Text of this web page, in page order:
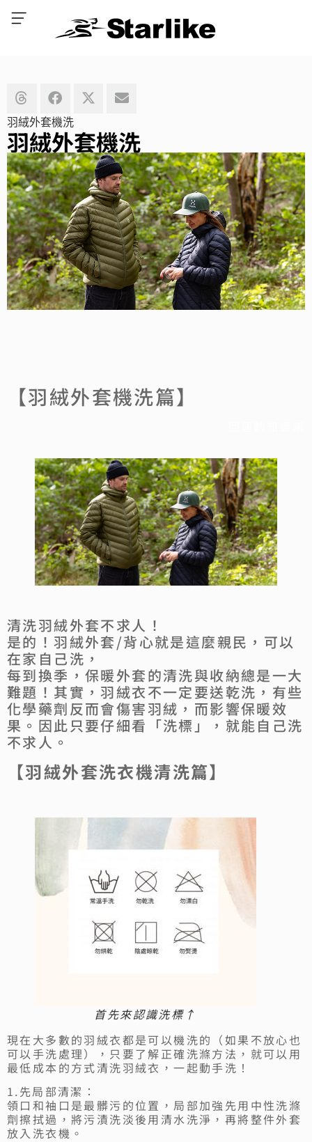
羽絨外套機洗
羽絨外套機洗
【羽絨外套機洗篇】
清洗羽絨外套不求人！
是的！羽絨外套/背心就是這麼親民，可以
在家自己洗，
每到換季，保暖外套的清洗與收納總是一大
難題！其實，羽絨衣不一定要送乾洗，有些
化學藥劑反而會傷害羽絨，而影響保暖效
果。因此只要仔細看「洗標」，就能自己洗
不求人。
【羽絨外套洗衣機清洗篇】
首先來認識洗標↑
現在大多數的羽絨衣都是可以機洗的（如果不放心也
可以手洗處理），只要了解正確洗滌方法，就可以用
最低成本的方式清洗羽絨衣，一起動手洗！
1.先局部清潔：
領口和袖口是最髒污的位置，局部加強先用中性洗滌
劑擦拭過，將污漬洗淡後用清水洗淨，再將整件外套
放入洗衣機。